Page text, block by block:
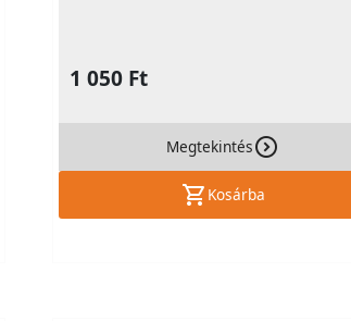
1 050 Ft
Megtekintés
Kosárba